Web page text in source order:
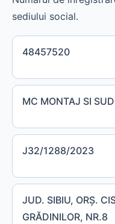
sediului social.
48457520
MC MONTAJ SI
J32/1288/2023
JUD. SIBIU, ORŞ.
GRĂDINILOR, NR.8